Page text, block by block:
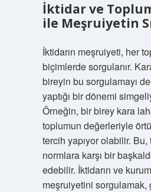
İktidar ve
ile Meşruiyetin
İktidarın meşruiyeti, her
biçimlerde sorgulanır.
bireyin bu sorgulamayı
yaptığı bir dönemi
Örneğin, bir birey kara
toplumun değerleriyle
tercih yapıyor olabilir.
normlara karşı bir
edebilir. İktidarın ve
meşruiyetini sorgulamak,